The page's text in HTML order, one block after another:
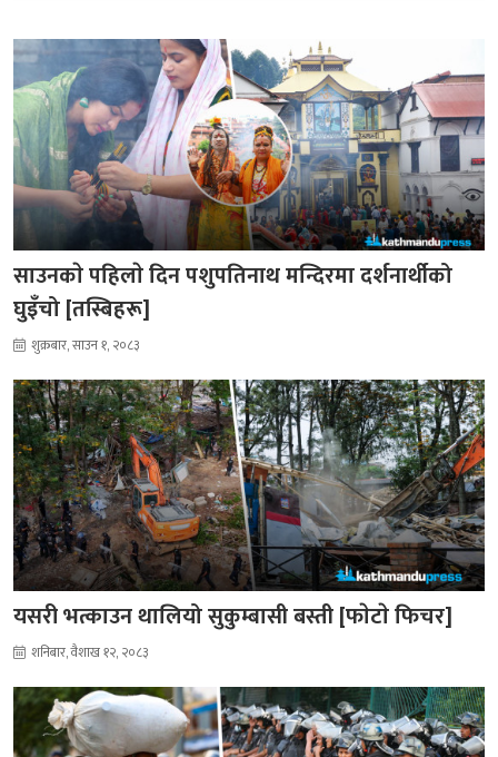
साउनकाे पहिलाे दिन पशुपतिनाथ मन्दिरमा दर्शनार्थीको
घुइँचो [तस्बिहरू]
शुक्रबार, साउन १, २०८३
यसरी भत्काउन थालियो सुकुम्बासी बस्ती [फाेटाे फिचर]
शनिबार, वैशाख १२, २०८३